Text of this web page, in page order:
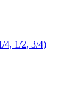
4, 1/2, 3/4)